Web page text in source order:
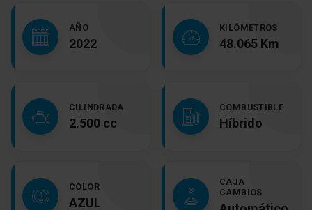
AÑO
2022
KILÓMETROS
48.065 Km
CILINDRADA
2.500 cc
COMBUSTIBLE
Híbrido
COLOR
AZUL
CAJA
CAMBIOS